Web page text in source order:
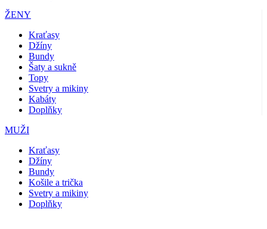
ŽENY
Kraťasy
Džíny
Bundy
Šaty a sukně
Topy
Svetry a mikiny
Kabáty
Doplňky
MUŽI
Kraťasy
Džíny
Bundy
Košile a trička
Svetry a mikiny
Doplňky